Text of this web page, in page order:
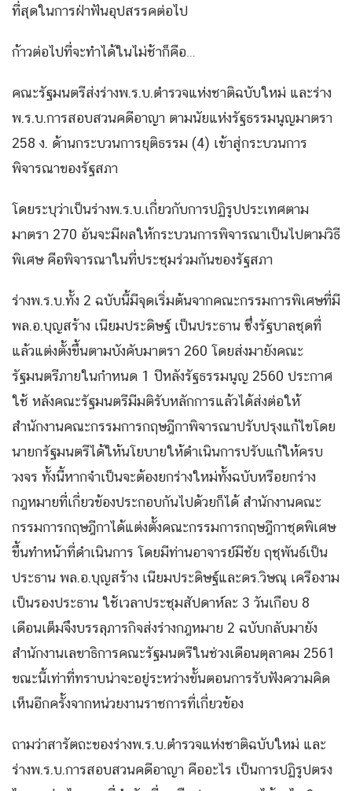
ที่สุดในการฝ่าฟันอุปสรรคต่อไป
ก้าวต่อไปที่จะทำได้ในไม่ช้าก็คือ…
คณะรัฐมนตรีส่งร่างพ.ร.บ.ตำรวจแห่งชาติฉบับใหม่ และร่าง
พ.ร.บ.การสอบสวนคดีอาญา ตามนัยแห่งรัฐธรรมนูญมาตรา
258 ง. ด้านกระบวนการยุติธรรม (4) เข้าสู่กระบวนการ
พิจารณาของรัฐสภา
โดยระบุว่าเป็นร่างพ.ร.บ.เกี่ยวกับการปฏิรูปประเทศตาม
มาตรา 270 อันจะมีผลให้กระบวนการพิจารณาเป็นไปตามวิธี
พิเศษ คือพิจารณาในที่ประชุมร่วมกันของรัฐสภา
ร่างพ.ร.บ.ทั้ง 2 ฉบับนี้มีจุดเริ่มต้นจากคณะกรรมการพิเศษที่มี
พล.อ.บุญสร้าง เนียมประดิษฐ์ เป็นประธาน ซึ่งรัฐบาลชุดที่
แล้วแต่งตั้งขึ้นตามบังคับมาตรา 260 โดยส่งมายังคณะ
รัฐมนตรีภายในกำหนด 1 ปีหลังรัฐธรรมนูญ 2560 ประกาศ
ใช้ หลังคณะรัฐมนตรีมีมติรับหลักการแล้วได้ส่งต่อให้
สำนักงานคณะกรรมการกฤษฎีกาพิจารณาปรับปรุงแก้ไขโดย
นายกรัฐมนตรีได้ให้นโยบายให้ดำเนินการปรับแก้ให้ครบ
วงจร ทั้งนี้หากจำเป็นจะต้องยกร่างใหม่ทั้งฉบับหรือยกร่าง
กฎหมายที่เกี่ยวข้องประกอบกันไปด้วยก็ได้ สำนักงานคณะ
กรรมการกฤษฎีกาได้แต่งตั้งคณะกรรมการกฤษฎีกาชุดพิเศษ
ขึ้นทำหน้าที่ดำเนินการ โดยมีท่านอาจารย์มีชัย ฤชุพันธ์เป็น
ประธาน พล.อ.บุญสร้าง เนียมประดิษฐ์และดร.วิษณุ เครืองาม
เป็นรองประธาน ใช้เวลาประชุมสัปดาห์ละ 3 วันเกือบ 8
เดือนเต็มจึงบรรลุภารกิจส่งร่างกฎหมาย 2 ฉบับกลับมายัง
สำนักงานเลขาธิการคณะรัฐมนตรีในช่วงเดือนตุลาคม 2561
ขณะนี้เท่าที่ทราบน่าจะอยู่ระหว่างขั้นตอนการรับฟังความคิด
เห็นอีกครั้งจากหน่วยงานราชการที่เกี่ยวข้อง
ถามว่าสารัตถะของร่างพ.ร.บ.ตำรวจแห่งชาติฉบับใหม่ และ
ร่างพ.ร.บ.การสอบสวนคดีอาญา คืออะไร เป็นการปฏิรูปตรง